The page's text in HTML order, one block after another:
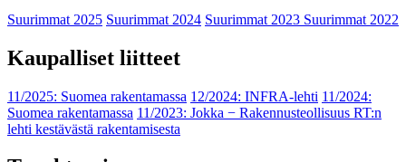
Suurimmat 2025 Suurimmat 2024 Suurimmat 2023 Suurimmat 2022
Kaupalliset liitteet
11/2025: Suomea rakentamassa 12/2024: INFRA-lehti 11/2024:
Suomea rakentamassa 11/2023: Jokka − Rakennusteollisuus RT:n
lehti kestävästä rakentamisesta